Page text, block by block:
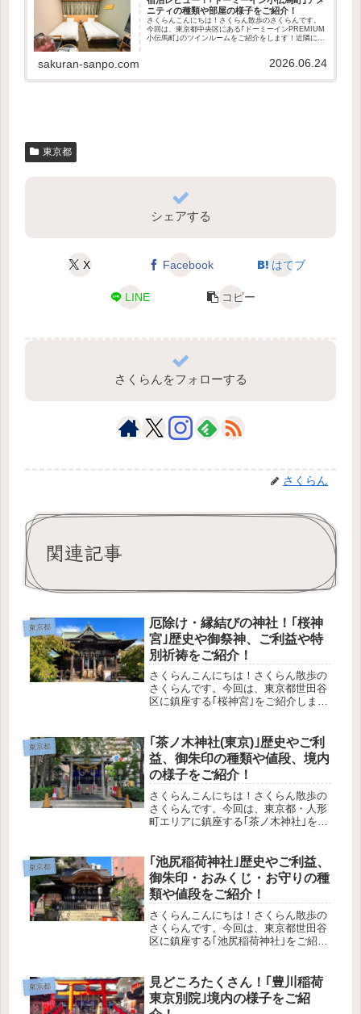
ニティの種類や部屋の様子をご紹介！
さくらんこんにちは！さくらん散歩のさくらんです。
今回は、東京都中央区にある｢ドーミーインPREMIUM
小伝馬町｣のツインルームをご紹介をします！近隣には
sakuran-sanpo.com 2026.06.24
東京都
シェアする
X Facebook はてブ
LINE コピー
さくらんをフォローする
さくらん
関連記事
東京都
厄除け・縁結びの神社！｢桜神
宮｣歴史や御祭神、ご利益や特
別祈祷をご紹介！
さくらんこんにちは！さくらん散歩の
さくらんです。今回は、東京都世田谷
区に鎮座する｢桜神宮｣をご紹介しま
代神道 特別祈祷についてアクセス方法
や駐車場の有無境内の様子や御朱
印・...
東京都
｢茶ノ木神社(東京)｣歴史やご利
益、御朱印の種類や値段、境内
の様子をご紹介！
さくらんこんにちは！さくらん散歩の
さくらんです。今回は、東京都・人形
町エリアに鎮座する｢茶ノ木神社｣をご
があるのか境内の様子授与品はあるの
かアクセス方法や駐車場の有無参拝
の...
東京都
｢池尻稲荷神社｣歴史やご利益、
御朱印・おみくじ・お守りの種
類や値段をご紹介！
さくらんこんにちは！さくらん散歩の
さくらんです。今回は、東京都世田谷
区に鎮座する｢池尻稲荷神社｣をご紹介
あるのか授与品の種類や値段アクセス
方法や駐車場の有無境内の見どころ
は...
東京都
見どころたくさん！｢豊川稲荷
東京別院｣境内の様子をご紹